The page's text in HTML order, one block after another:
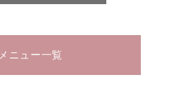
メニュー一覧